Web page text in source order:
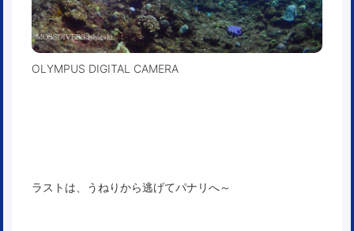
OLYMPUS DIGITAL CAMERA
ラストは、うねりから逃げてパナリへ～